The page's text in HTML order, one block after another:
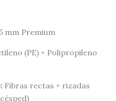
mm Premium
(PE) + Polipropileno
Fibras rectas + rizadas